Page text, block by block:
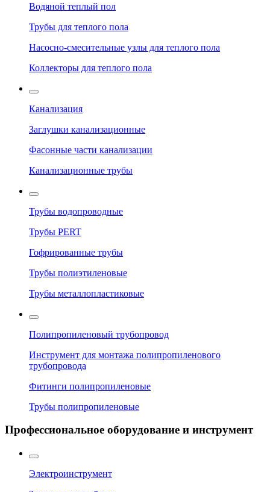
Водяной теплый пол
Трубы для теплого пола
Насосно-смесительные узлы для теплого пола
Коллекторы для теплого пола
Канализация
Заглушки канализационные
Фасонные части канализации
Канализационные трубы
Трубы водопроводные
Трубы PERT
Гофрированные трубы
Трубы полиэтиленовые
Трубы металлопластиковые
Полипропиленовый трубопровод
Инструмент для монтажа полипропиленового
трубопровода
Фитинги полипропиленовые
Трубы полипропиленовые
Профессиональное оборудование и инструмент
Электроинструмент